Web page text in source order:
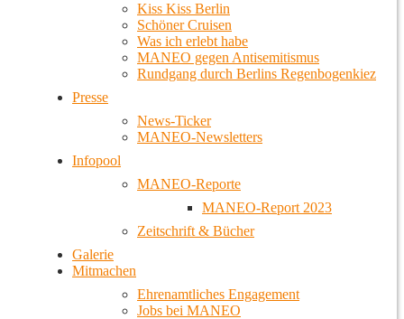
Kiss Kiss Berlin
Schöner Cruisen
Was ich erlebt habe
MANEO gegen Antisemitismus
Rundgang durch Berlins Regenbogenkiez
Presse
News-Ticker
MANEO-Newsletters
Infopool
MANEO-Reporte
MANEO-Report 2023
Zeitschrift & Bücher
Galerie
Mitmachen
Ehrenamtliches Engagement
Jobs bei MANEO